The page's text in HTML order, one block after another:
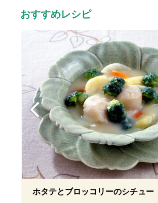
おすすめレシピ
ホタテとブロッコリーのシチュー